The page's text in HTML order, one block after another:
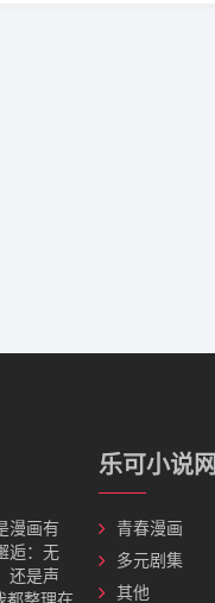
漫画有
逅：无
还是声
乐可小说网
青春漫画
多元剧集
其他